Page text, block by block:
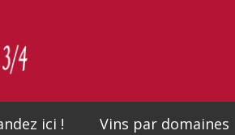
ici ! Vins par domaines